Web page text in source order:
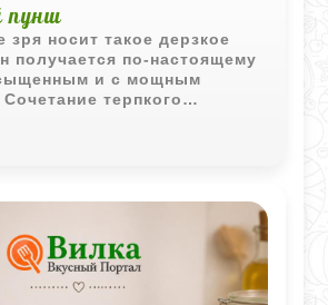
пунш
зря носит такое дерзкое
получается по-настоящему
и с мощным
терпкого
крепкого чая и рома
согревающую базу, а
идеально подходит
и шумной компании в
Готовится все
главное правило - не
основе кипеть. Фишка
что ром наливается в